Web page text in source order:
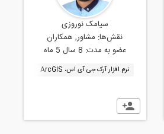
سیامک نوروزی
نقش‌ها: مشاور, همکاران
عضو به مدت: 8 سال 5 ماه
نرم افزار آرک جی آی اس، ArcGIS